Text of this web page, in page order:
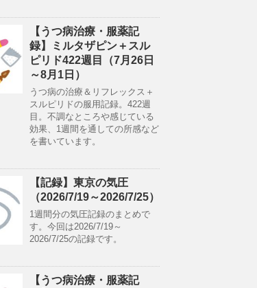
【うつ病治療・服薬記
録】ミルタザピン＋スル
ピリド422週目（7月26日
～8月1日）
うつ病の治療＆リフレックス＋
スルピリドの服用記録。422週
目。不調なところや感じている
効果、1週間を通しての所感など
を書いています。
【記録】東京の気圧
（2026/7/19～2026/7/25）
1週間分の気圧記録のまとめで
す。今回は2026/7/19～
2026/7/25の記録です。
【うつ病治療・服薬記